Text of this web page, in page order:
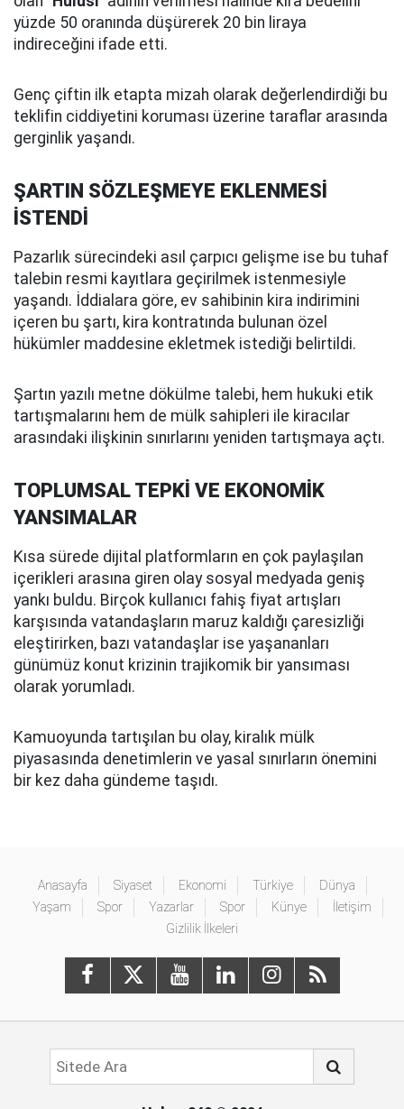
yüzde 50 oranında düşürerek 20 bin liraya
indireceğini ifade etti.
Genç çiftin ilk etapta mizah olarak değerlendirdiği bu
teklifin ciddiyetini koruması üzerine taraflar arasında
gerginlik yaşandı.
ŞARTIN SÖZLEŞMEYE EKLENMESİ
İSTENDİ
Pazarlık sürecindeki asıl çarpıcı gelişme ise bu tuhaf
talebin resmi kayıtlara geçirilmek istenmesiyle
yaşandı. İddialara göre, ev sahibinin kira indirimini
içeren bu şartı, kira kontratında bulunan özel
hükümler maddesine ekletmek istediği belirtildi.
Şartın yazılı metne dökülme talebi, hem hukuki etik
tartışmalarını hem de mülk sahipleri ile kiracılar
arasındaki ilişkinin sınırlarını yeniden tartışmaya açtı.
TOPLUMSAL TEPKİ VE EKONOMİK
YANSIMALAR
Kısa sürede dijital platformların en çok paylaşılan
içerikleri arasına giren olay sosyal medyada geniş
yankı buldu. Birçok kullanıcı fahiş fiyat artışları
karşısında vatandaşların maruz kaldığı çaresizliği
eleştirirken, bazı vatandaşlar ise yaşananları
günümüz konut krizinin trajikomik bir yansıması
olarak yorumladı.
Kamuoyunda tartışılan bu olay, kiralık mülk
piyasasında denetimlerin ve yasal sınırların önemini
bir kez daha gündeme taşıdı.
Anasayfa Siyaset Ekonomi Türkiye
Dünya
Yaşam
Spor Yazarlar Spor Künye
İletişim
Gizlilik İlkeleri